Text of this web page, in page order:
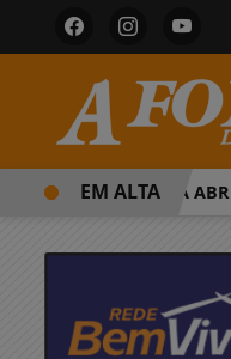
PREFEITURA ABRE
EM ALTA